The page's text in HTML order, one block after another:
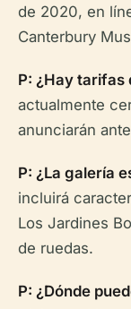
de 2020, en
Canterbury
P: ¿Hay tarifas
actualmente
anunciarán
P: ¿La galería
incluirá
Los Jardines
de ruedas.
P: ¿Dónde